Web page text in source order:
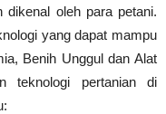
dikenal oleh para petani.
yang dapat mampu
Benih Unggul dan Alat
teknologi pertanian di